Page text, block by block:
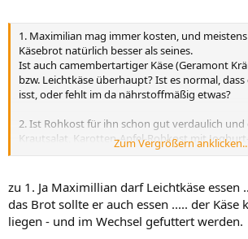
1. Maximilian mag immer kosten, und
Käsebrot natürlich besser als seines.
Ist auch camembertartiger Käse (Geramont
bzw. Leichtkäse überhaupt? Ist es normal,
isst, oder fehlt im da nährstoffmäßig etwas?
2. Ist Rohkost für ihn schon gut verdaulich und
Krautsalat, Karotten-Apfel-Rohkost mit
Salatgutke, Essigmarinade? Er isst einfach alles!
3. Im Hinblick auf Weihnachts- und
Zitrusfrüchten, getrocknetem Obst (Feigen,
Nüssen (Erdnüsse) aus?
Zum Vergrößern
zu 1. Ja Maximillian darf Leichtkäse essen
das Brot sollte er auch essen ..... der Käse
liegen - und im Wechsel gefuttert werden.